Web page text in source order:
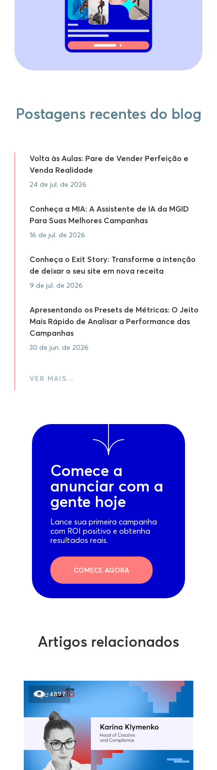
Postagens recentes do blog
Volta às Aulas: Pare de Vender Perfeição e
Venda Realidade
24 de jul. de 2026
Conheça a MIA: A Assistente de IA da MGID
Para Suas Melhores Campanhas
16 de jul. de 2026
Conheça o Exit Story: Transforme a intenção
de deixar o seu site em nova receita
9 de jul. de 2026
Apresentando os Presets de Métricas: O Jeito
Mais Rápido de Analisar a Performance das
Campanhas
30 de jun. de 2026
VER MAIS…
Comece a
anunciar com a
gente hoje
Lance sua primeira campanha
com ROI positivo e obtenha
resultados reais.
COMECE AGORA
Artigos relacionados
4897